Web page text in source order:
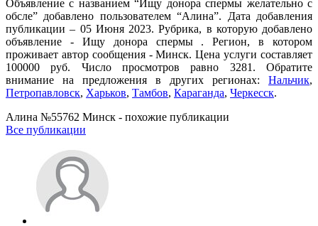
Объявление с названием “Ищу донора спермы желательно с
обсле” добавлено пользователем “Алина”. Дата добавления
публикации – 05 Июня 2023. Рубрика, в которую добавлено
объявление - Ищу донора спермы . Регион, в котором
проживает автор сообщения - Минск. Цена услуги составляет
100000 руб. Число просмотров равно 3281. Обратите
внимание на предложения в других регионах: Нальчик,
Петропавловск, Харьков, Тамбов, Караганда, Черкесск.
Алина №55762 Минск - похожие публикации
Все публикации